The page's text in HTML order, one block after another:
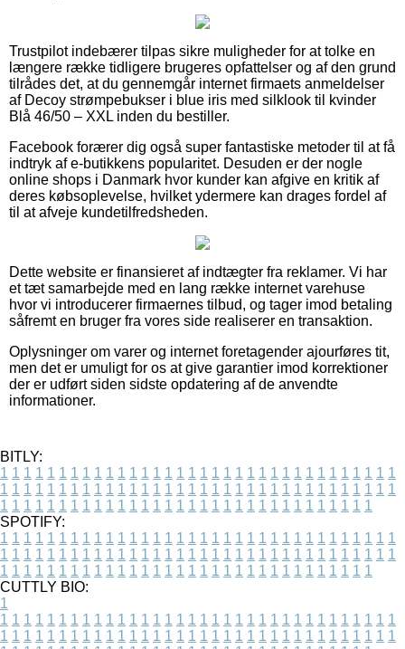
Trustpilot indebærer tilpas sikre muligheder for at tolke en
længere række tidligere brugeres opfattelser og af den grund
tilrådes det, at du gennemgår internet firmaets anmeldelser
af Decoy strømpebukser i blue iris med silklook til kvinder
Blå 46/50 – XXL inden du bestiller.
Facebook forærer dig også super fantastiske metoder til at få
indtryk af e-butikkens popularitet. Desuden er der nogle
online shops i Danmark hvor kunder kan afgive en kritik af
deres købsoplevelse, hvilket ydermere kan drages fordel af
til at afveje kundetilfredsheden.
Dette website er finansieret af indtægter fra reklamer. Vi har
et tæt samarbejde med en lang række internet varehuse
hvor vi introducerer firmaernes tilbud, og tager imod betaling
såfremt en bruger fra vores side realiserer en transaktion.
Oplysninger om varer og internet foretagender ajourføres tit,
men det er umuligt for os at give garantier imod korrektioner
der er udført siden sidste opdatering af de anvendte
informationer.
BITLY:
1 1 1 1 1 1 1 1 1 1 1 1 1 1 1 1 1 1 1 1 1 1 1 1 1 1 1 1 1 1 1 1 1 1
1 1 1 1 1 1 1 1 1 1 1 1 1 1 1 1 1 1 1 1 1 1 1 1 1 1 1 1 1 1 1 1 1 1
1 1 1 1 1 1 1 1 1 1 1 1 1 1 1 1 1 1 1 1 1 1 1 1 1 1 1 1 1 1 1 1
SPOTIFY:
1 1 1 1 1 1 1 1 1 1 1 1 1 1 1 1 1 1 1 1 1 1 1 1 1 1 1 1 1 1 1 1 1 1
1 1 1 1 1 1 1 1 1 1 1 1 1 1 1 1 1 1 1 1 1 1 1 1 1 1 1 1 1 1 1 1 1 1
1 1 1 1 1 1 1 1 1 1 1 1 1 1 1 1 1 1 1 1 1 1 1 1 1 1 1 1 1 1 1 1
CUTTLY BIO:
1
1 1 1 1 1 1 1 1 1 1 1 1 1 1 1 1 1 1 1 1 1 1 1 1 1 1 1 1 1 1 1 1 1 1
1 1 1 1 1 1 1 1 1 1 1 1 1 1 1 1 1 1 1 1 1 1 1 1 1 1 1 1 1 1 1 1 1 1